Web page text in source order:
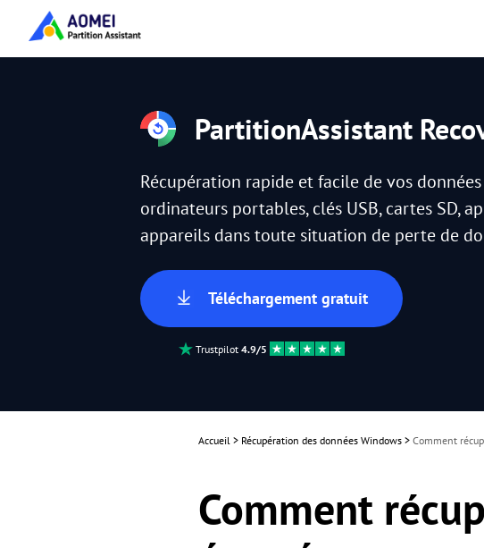
PartitionAssistant
Récupération rapide et facile de vos
ordinateurs portables, clés USB, cartes SD,
appareils dans toute situation de perte de
Téléchargement gratuit
Trustpilot 4.9/5
Accueil > Récupération des données Windows > Comment
Comment